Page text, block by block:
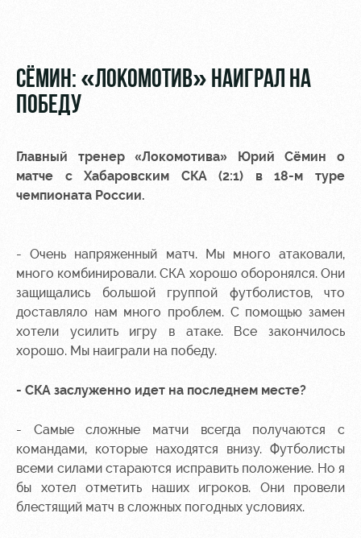
МГН
РЖД
Арена
мероприятий
полей
Аренда
площадей
Ледовый
дворец
Занятия
спортом
Локо
Старт
Академия
Как
поступить
Руководство
Контакты
Академии
Информация
Банковская
карта
«Локомотив»
Заставки
Парковка
Карта
Программа
лояльности
Информация
для
болельщиков
СЁМИН: «ЛОКОМОТИВ» НАИГРАЛ НА
ПОБЕДУ
Главный тренер «Локомотива» Юрий Сёмин о
матче с Хабаровским СКА (2:1) в 18-м туре
чемпионата России.
- Очень напряженный матч. Мы много атаковали,
много комбинировали. СКА хорошо оборонялся. Они
защищались большой группой футболистов, что
доставляло нам много проблем. С помощью замен
хотели усилить игру в атаке. Все закончилось
хорошо. Мы наиграли на победу.
- СКА заслуженно идет на последнем месте?
- Самые сложные матчи всегда получаются с
командами, которые находятся внизу. Футболисты
всеми силами стараются исправить положение. Но я
бы хотел отметить наших игроков. Они провели
блестящий матч в сложных погодных условиях.